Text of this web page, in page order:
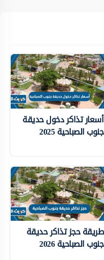
أسعار تذاكر دخول حديقة
جنوب الصباحية 2025
طريقة حجز تذاكر حديقة
جنوب الصباحية 2026